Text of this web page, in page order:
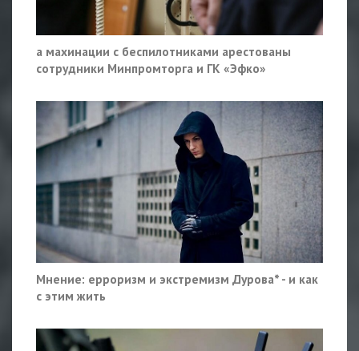
а махинации с беспилотниками арестованы
сотрудники Минпромторга и ГК «Эфко»
Мнение: ерроризм и экстремизм Дурова* - и как
с этим жить